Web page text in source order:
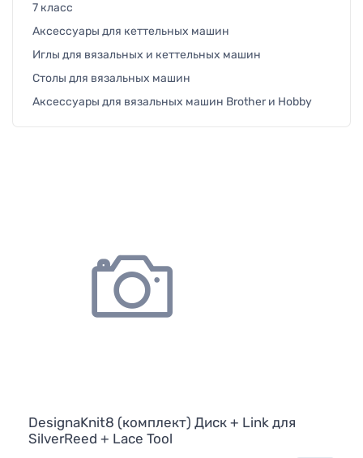
7 класс
Аксессуары для кеттельных машин
Иглы для вязальных и кеттельных машин
Столы для вязальных машин
Аксессуары для вязальных машин Brother и Hobby
DesignaKnit8 (комплект) Диск + Link для
SilverReed + Lace Tool